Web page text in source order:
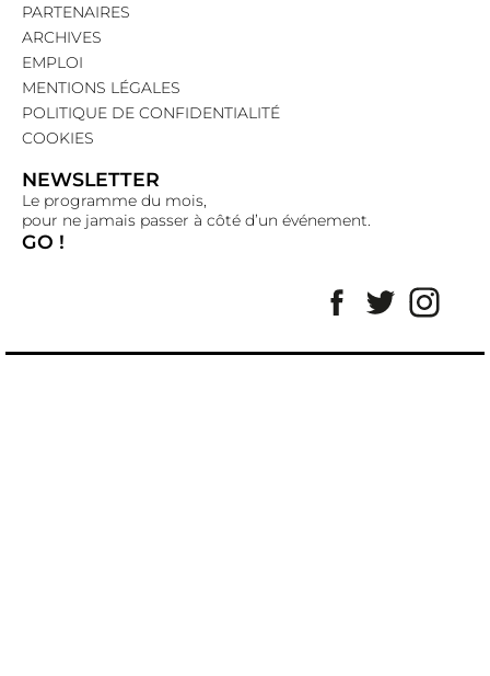
PARTENAIRES
ARCHIVES
EMPLOI
MENTIONS LÉGALES
POLITIQUE DE CONFIDENTIALITÉ
COOKIES
NEWSLETTER
Le programme du mois,
pour ne jamais passer à côté d’un événement.
GO !
Facebook
Twitter